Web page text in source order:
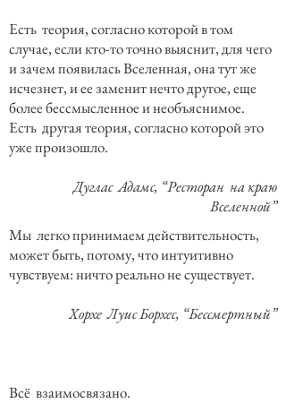
Есть теория, согласно которой в том
случае, если кто-то точно выяснит, для чего
и зачем появилась Вселенная, она тут же
исчезнет, и ее заменит нечто другое, еще
более бессмысленное и необъяснимое.
Есть другая теория, согласно которой это
уже произошло.
Дуглас Адамс, “Ресторан на краю
Вселенной”
Мы легко принимаем действительность,
может быть, потому, что интуитивно
чувствуем: ничто реально не существует.
Хорхе Луис Борхес, “Бессмертный”
Всё взаимосвязано.